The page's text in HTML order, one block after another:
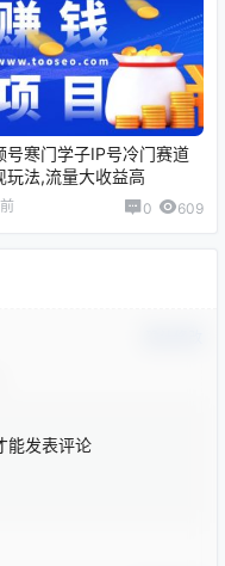
号寒门学子IP号冷门赛道
玩法,流量大收益高
0 609
能发表评论